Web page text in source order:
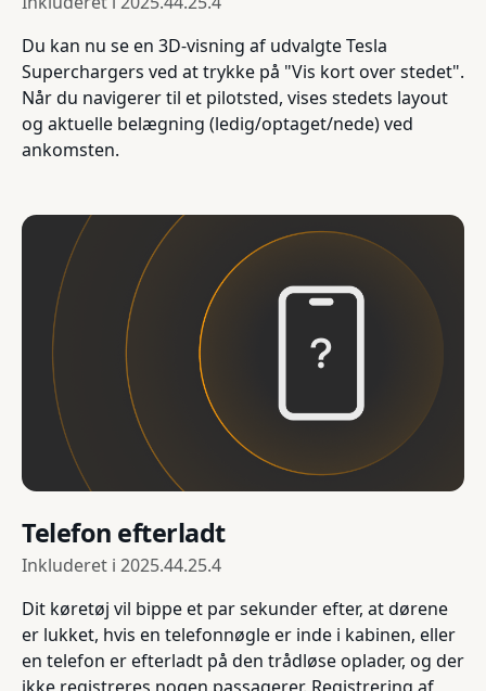
Du kan nu se en 3D-visning af udvalgte Tesla
Superchargers ved at trykke på "Vis kort over stedet".
Når du navigerer til et pilotsted, vises stedets layout
og aktuelle belægning (ledig/optaget/nede) ved
ankomsten.
Telefon efterladt
Inkluderet i 2025.44.25.4
Dit køretøj vil bippe et par sekunder efter, at dørene
er lukket, hvis en telefonnøgle er inde i kabinen, eller
en telefon er efterladt på den trådløse oplader, og der